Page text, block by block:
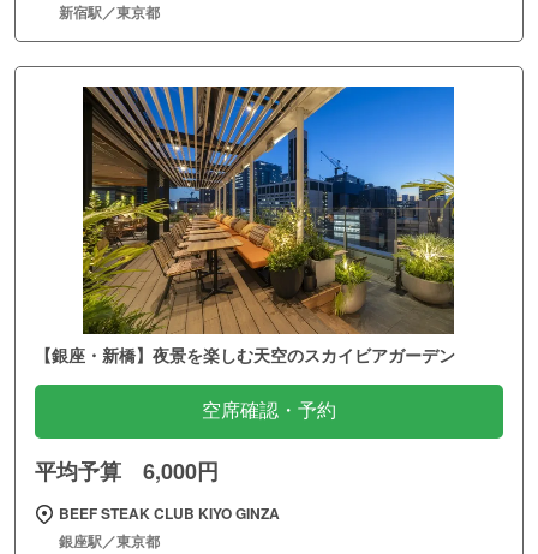
新宿駅／東京都
【銀座・新橋】夜景を楽しむ天空のスカイビアガーデン
空席確認・予約
平均予算 6,000円
BEEF STEAK CLUB KIYO GINZA
銀座駅／東京都